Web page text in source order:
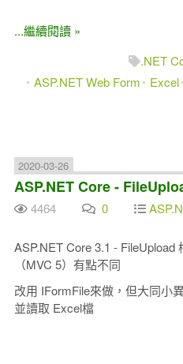
...繼續閱讀 »
.NET
ASP.NET Web Form
Excel
2020-03-26
ASP.NET Core -
4464 0
ASP.NET Core 3.1 - FileUpload
（MVC 5）有點不同
改用 IFormFile來做，但大同小
並讀取 Excel檔